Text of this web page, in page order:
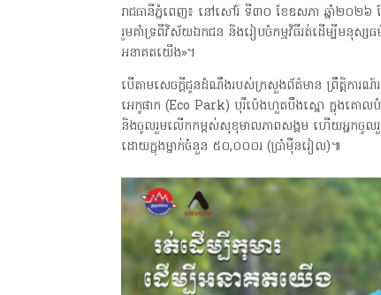
រាជធានីភ្នំពេញ៖ នៅសៅរ៍ ទី៣០ ខែឧសភា ឆ្នាំ២០២
រួមគាំទ្រពីវិស័យឯកជន និងរៀបចំកម្មវិធីរត់ដើម្បីមនុស្
អនាគតយើង»។
បើតាមសេចក្តីជូនដំណឹងរបស់ក្រសួងព័ត៌មាន ព្រឹត្តិការ
អេកូផាក (Eco Park) បុរីប៉េងហួតបឹងស្នោ ក្នុងគោលបំណ
និងចូលរួមលើកកម្ពស់សុខុមាលភាពសង្គម ហើយអ្នកចូលរួម
ដោយក្នុងម្នាក់ចំនួន ៥០,០០០៛ (ប្រាំមុឺនរៀល)៕